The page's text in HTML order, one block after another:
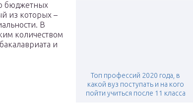
Топ профессий 2020 года, в
какой вуз поступать и на кого
пойти учиться после 11 класса
бюджетных
из которых –
В
количеством
и